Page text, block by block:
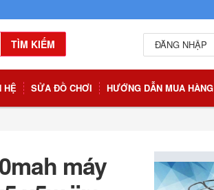
TÌM KIẾM ĐĂNG NHẬP
HỆ SỬA ĐỒ CHƠI HƯỚNG DẪN MUA HÀNG
máy